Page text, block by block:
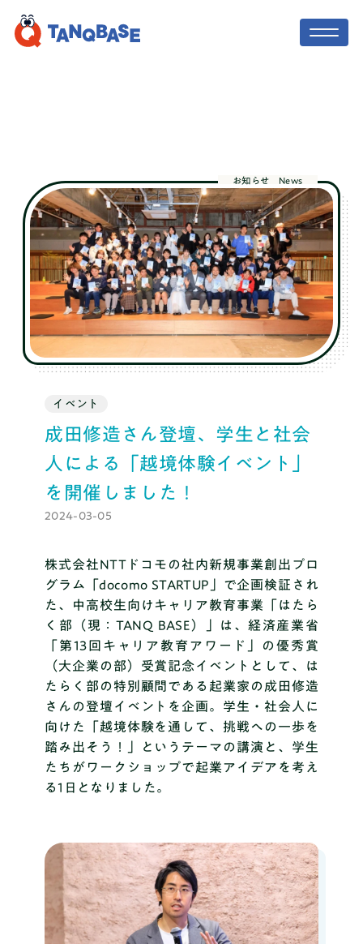
社会人コーチ
利用者の声
保護者の方へ
料金
推薦・総合対策コース
まずは無料体験
お知らせ News
イベント
成田修造さん登壇、学生と社会
人による「越境体験イベント」
を開催しました！
2024-03-05
株式会社NTTドコモの社内新規事業創出プロ
グラム「docomo STARTUP」で企画検証され
た、中高校生向けキャリア教育事業「はたら
く部（現：TANQ BASE）」は、経済産業省
「第13回キャリア教育アワード」の優秀賞
（大企業の部）受賞記念イベントとして、は
たらく部の特別顧問である起業家の成田修造
さんの登壇イベントを企画。学生・社会人に
向けた「越境体験を通して、挑戦への一歩を
踏み出そう！」というテーマの講演と、学生
たちがワークショップで起業アイデアを考え
る1日となりました。